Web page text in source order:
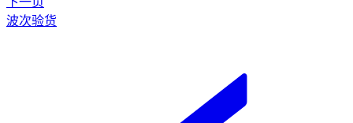
波次验货